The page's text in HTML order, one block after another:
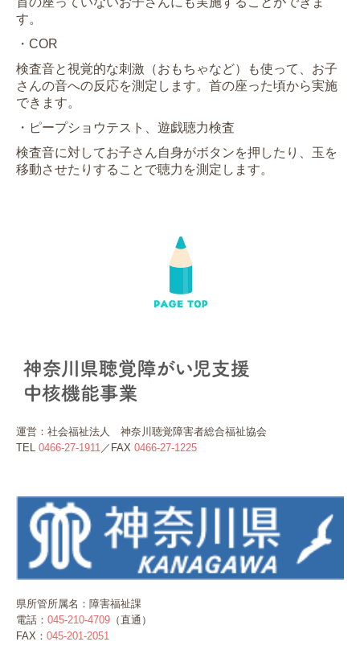
す。
・COR
検査音と視覚的な刺激（おもちゃなど）も使って、お子
さんの音への反応を測定します。首の座った頃から実施
できます。
・ピープショウテスト、遊戯聴力検査
検査音に対してお子さん自身がボタンを押したり、玉を
移動させたりすることで聴力を測定します。
運営：社会福祉法人 神奈川聴覚障害者総合福祉協会
TEL 0466-27-1911 ／FAX 0466-27-1225
県所管所属名：障害福祉課
電話： 045-210-4709 （直通）
FAX： 045-201-2051